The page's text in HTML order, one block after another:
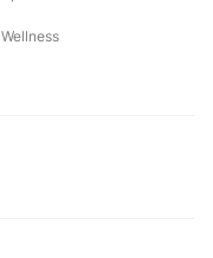
Wellness